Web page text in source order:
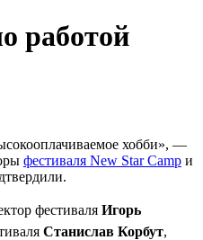
работой
хобби», —
фестиваля New Star Camp и
фестиваля Игорь
Станислав Корбут,